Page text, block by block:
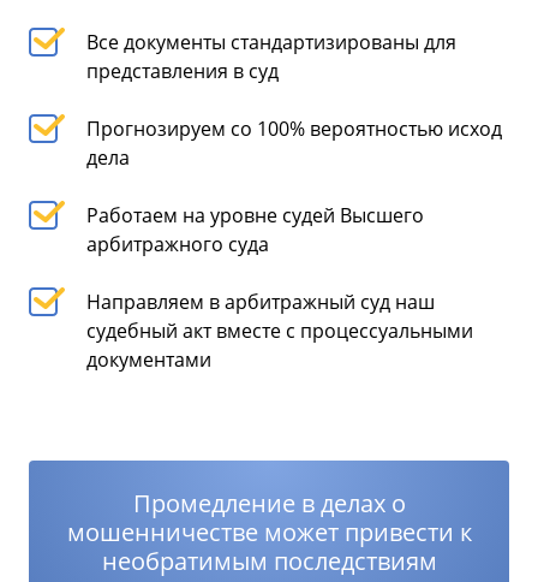
Все документы стандартизированы для
представления в суд
Прогнозируем со 100% вероятностью исход
дела
Работаем на уровне судей Высшего
арбитражного суда
Направляем в арбитражный суд наш
судебный акт вместе с процессуальными
документами
Промедление в делах о
мошенничестве может привести к
необратимым последствиям